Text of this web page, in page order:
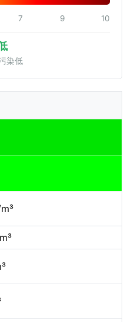
7 9 10
染低